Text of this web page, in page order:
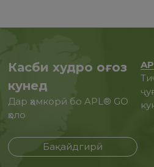
Касби худро оғоз
кунед
Дар ҳамкорӣ бо APL® GO
ҳоло
Бақайдгирӣ